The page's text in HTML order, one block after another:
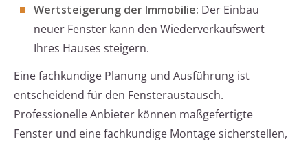
Wertsteigerung der Immobilie: Der Einbau
neuer Fenster kann den Wiederverkaufswert
Ihres Hauses steigern.
Eine fachkundige Planung und Ausführung ist
entscheidend für den Fensteraustausch.
Professionelle Anbieter können maßgefertigte
Fenster und eine fachkundige Montage sicherstellen,